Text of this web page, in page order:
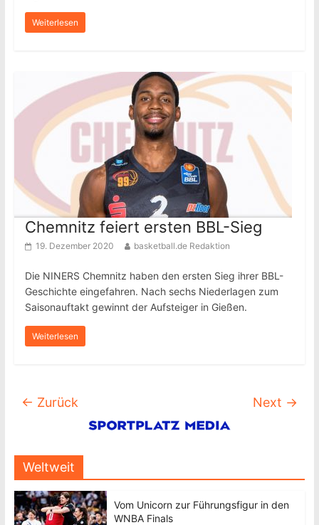
Weiterlesen
Chemnitz feiert ersten BBL-Sieg
19. Dezember 2020 basketball.de Redaktion
Die NINERS Chemnitz haben den ersten Sieg ihrer BBL-
Geschichte eingefahren. Nach sechs Niederlagen zum
Saisonauftakt gewinnt der Aufsteiger in Gießen.
Weiterlesen
← Zurück Next →
Weltweit
Vom Unicorn zur Führungsfigur in den
WNBA Finals